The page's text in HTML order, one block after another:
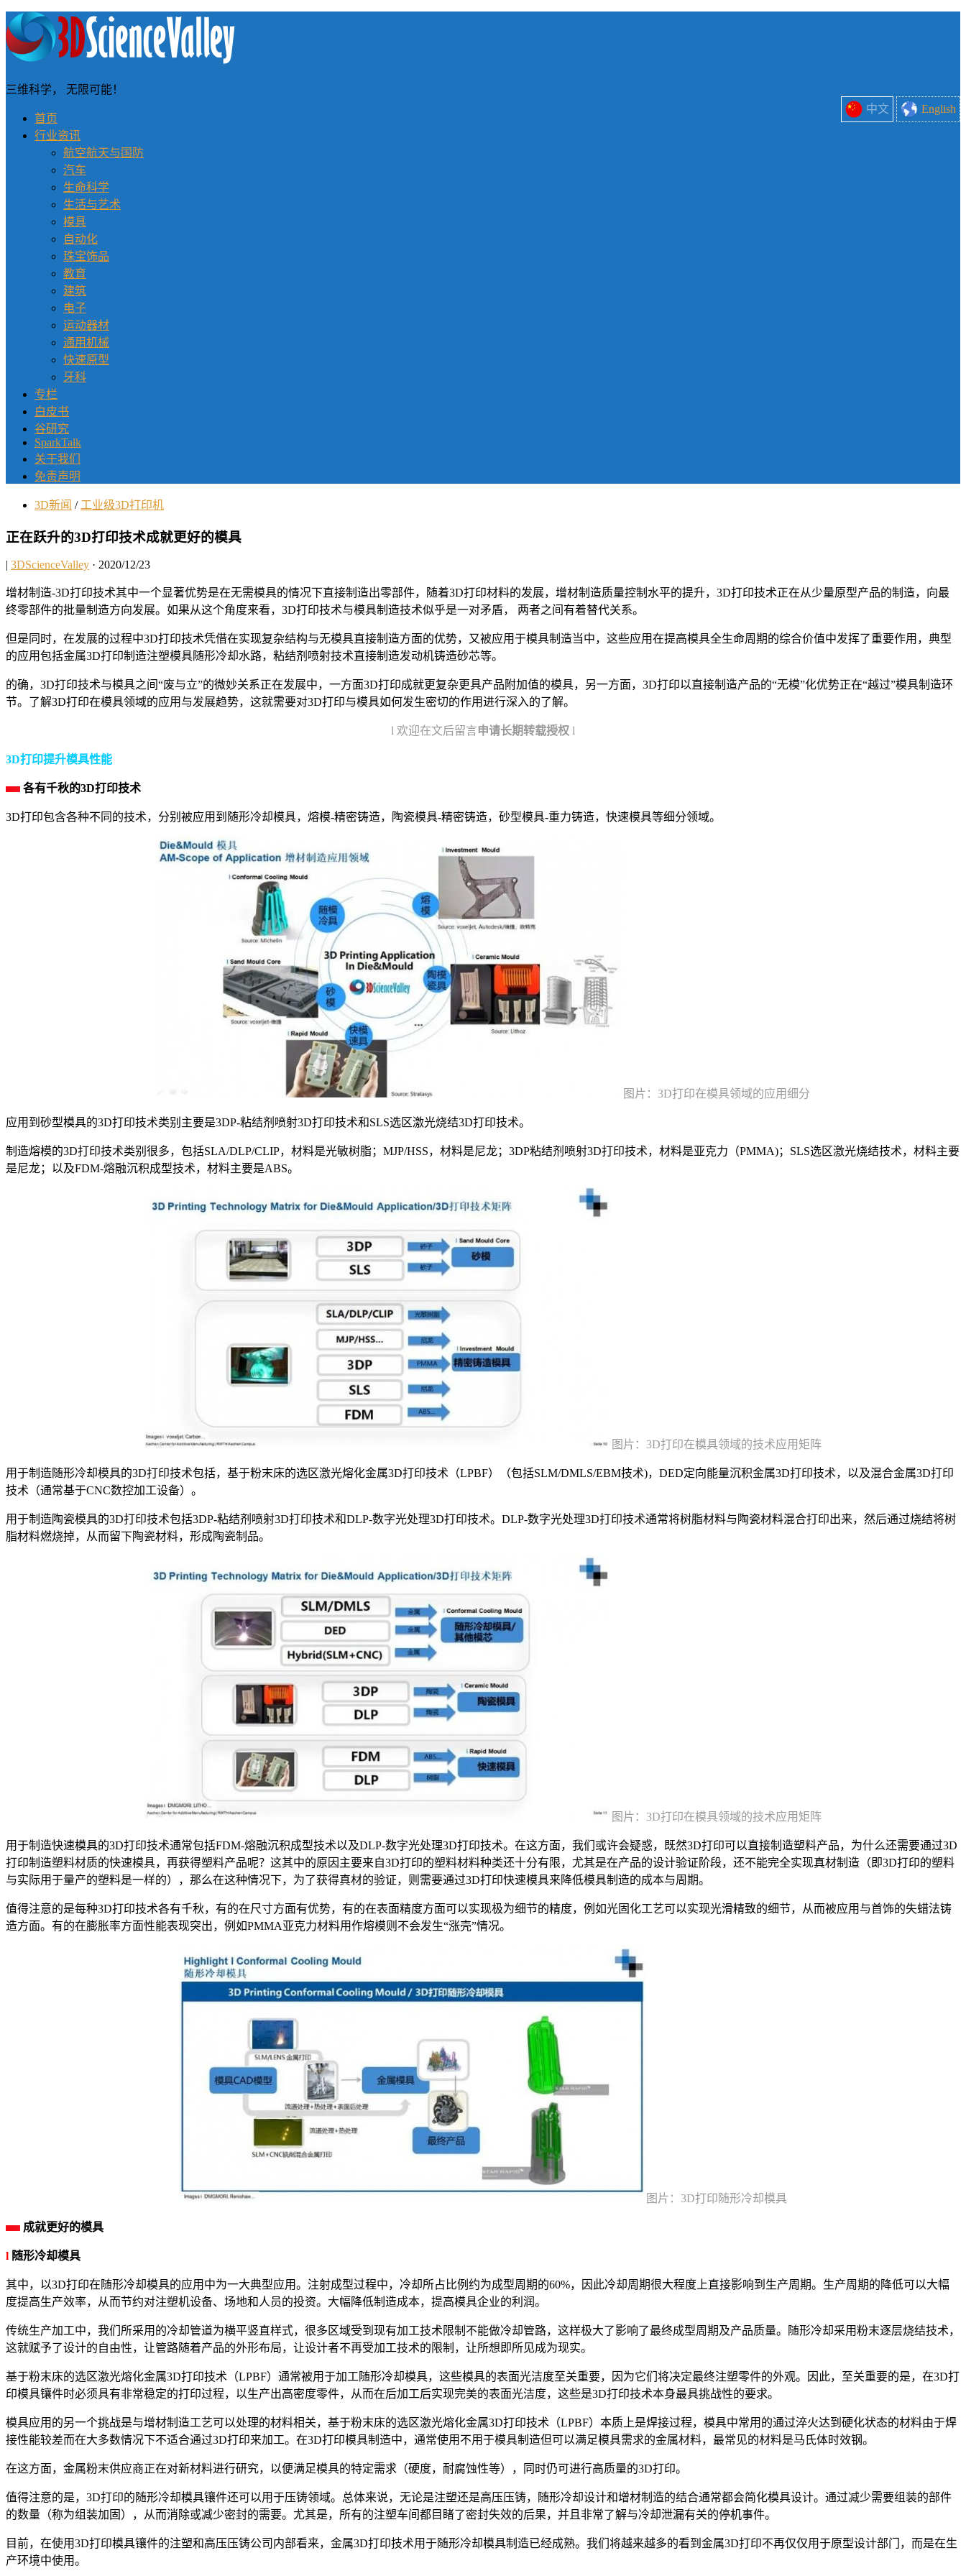
中文 English
三维科学， 无限可能！
首页
行业资讯
航空航天与国防
汽车
生命科学
生活与艺术
模具
自动化
珠宝饰品
教育
建筑
电子
运动器材
通用机械
快速原型
牙科
专栏
白皮书
谷研究
SparkTalk
关于我们
免责声明
3D新闻 / 工业级3D打印机
正在跃升的3D打印技术成就更好的模具
| 3DScienceValley · 2020/12/23
增材制造-3D打印技术其中一个显著优势是在无需模具的情况下直接制造出零部件，随着3D打印材料的发展，增材制造质量控制水平的提升，3D打印技术正在从少量原型产品的制造，向最
终零部件的批量制造方向发展。如果从这个角度来看，3D打印技术与模具制造技术似乎是一对矛盾， 两者之间有着替代关系。
但是同时，在发展的过程中3D打印技术凭借在实现复杂结构与无模具直接制造方面的优势，又被应用于模具制造当中，这些应用在提高模具全生命周期的综合价值中发挥了重要作用，典型
的应用包括金属3D打印制造注塑模具随形冷却水路，粘结剂喷射技术直接制造发动机铸造砂芯等。
的确，3D打印技术与模具之间“废与立”的微妙关系正在发展中，一方面3D打印成就更复杂更具产品附加值的模具，另一方面，3D打印以直接制造产品的“无模”化优势正在“越过”模具制造环
节。了解3D打印在模具领域的应用与发展趋势，这就需要对3D打印与模具如何发生密切的作用进行深入的了解。
l 欢迎在文后留言申请长期转载授权 l
3D打印提升模具性能
各有千秋的3D打印技术
3D打印包含各种不同的技术，分别被应用到随形冷却模具，熔模-精密铸造，陶瓷模具-精密铸造，砂型模具-重力铸造，快速模具等细分领域。
图片：3D打印在模具领域的应用细分
应用到砂型模具的3D打印技术类别主要是3DP-粘结剂喷射3D打印技术和SLS选区激光烧结3D打印技术。
制造熔模的3D打印技术类别很多，包括SLA/DLP/CLIP，材料是光敏树脂；MJP/HSS，材料是尼龙；3DP粘结剂喷射3D打印技术，材料是亚克力（PMMA)；SLS选区激光烧结技术，材料主要
是尼龙；以及FDM-熔融沉积成型技术，材料主要是ABS。
图片：3D打印在模具领域的技术应用矩阵
用于制造随形冷却模具的3D打印技术包括，基于粉末床的选区激光熔化金属3D打印技术（LPBF）（包括SLM/DMLS/EBM技术)，DED定向能量沉积金属3D打印技术，以及混合金属3D打印
技术（通常基于CNC数控加工设备）。
用于制造陶瓷模具的3D打印技术包括3DP-粘结剂喷射3D打印技术和DLP-数字光处理3D打印技术。DLP-数字光处理3D打印技术通常将树脂材料与陶瓷材料混合打印出来，然后通过烧结将树
脂材料燃烧掉，从而留下陶瓷材料，形成陶瓷制品。
图片：3D打印在模具领域的技术应用矩阵
用于制造快速模具的3D打印技术通常包括FDM-熔融沉积成型技术以及DLP-数字光处理3D打印技术。在这方面，我们或许会疑惑，既然3D打印可以直接制造塑料产品，为什么还需要通过3D
打印制造塑料材质的快速模具，再获得塑料产品呢？这其中的原因主要来自3D打印的塑料材料种类还十分有限，尤其是在产品的设计验证阶段，还不能完全实现真材制造（即3D打印的塑料
与实际用于量产的塑料是一样的），那么在这种情况下，为了获得真材的验证，则需要通过3D打印快速模具来降低模具制造的成本与周期。
值得注意的是每种3D打印技术各有千秋，有的在尺寸方面有优势，有的在表面精度方面可以实现极为细节的精度，例如光固化工艺可以实现光滑精致的细节，从而被应用与首饰的失蜡法铸
造方面。有的在膨胀率方面性能表现突出，例如PMMA亚克力材料用作熔模则不会发生“涨壳”情况。
图片：3D打印随形冷却模具
成就更好的模具
l 随形冷却模具
其中，以3D打印在随形冷却模具的应用中为一大典型应用。注射成型过程中，冷却所占比例约为成型周期的60%，因此冷却周期很大程度上直接影响到生产周期。生产周期的降低可以大幅
度提高生产效率，从而节约对注塑机设备、场地和人员的投资。大幅降低制造成本，提高模具企业的利润。
传统生产加工中，我们所采用的冷却管道为横平竖直样式，很多区域受到现有加工技术限制不能做冷却管路，这样极大了影响了最终成型周期及产品质量。随形冷却采用粉末逐层烧结技术，
这就赋予了设计的自由性，让管路随着产品的外形布局，让设计者不再受加工技术的限制，让所想即所见成为现实。
基于粉末床的选区激光熔化金属3D打印技术（LPBF）通常被用于加工随形冷却模具，这些模具的表面光洁度至关重要，因为它们将决定最终注塑零件的外观。因此，至关重要的是，在3D打
印模具镶件时必须具有非常稳定的打印过程，以生产出高密度零件，从而在后加工后实现完美的表面光洁度，这些是3D打印技术本身最具挑战性的要求。
模具应用的另一个挑战是与增材制造工艺可以处理的材料相关，基于粉末床的选区激光熔化金属3D打印技术（LPBF）本质上是焊接过程，模具中常用的通过淬火达到硬化状态的材料由于焊
接性能较差而在大多数情况下不适合通过3D打印来加工。在3D打印模具制造中，通常使用不用于模具制造但可以满足模具需求的金属材料，最常见的材料是马氏体时效钢。
在这方面，金属粉末供应商正在对新材料进行研究，以便满足模具的特定需求（硬度，耐腐蚀性等），同时仍可进行高质量的3D打印。
值得注意的是，3D打印的随形冷却模具镶件还可以用于压铸领域。总体来说，无论是注塑还是高压压铸，随形冷却设计和增材制造的结合通常都会简化模具设计。通过减少需要组装的部件
的数量（称为组装加固），从而消除或减少密封的需要。尤其是，所有的注塑车间都目睹了密封失效的后果，并且非常了解与冷却泄漏有关的停机事件。
目前，在使用3D打印模具镶件的注塑和高压压铸公司内部看来，金属3D打印技术用于随形冷却模具制造已经成熟。我们将越来越多的看到金属3D打印不再仅仅用于原型设计部门，而是在生
产环境中使用。